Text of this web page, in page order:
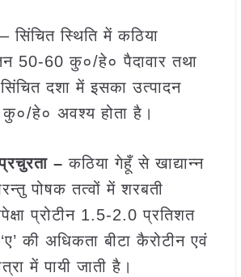
– सिंचित स्थिति में कठिया
50-60 कु०/हे० पैदावार तथा
दशा में इसका उत्पादन
हे० अवश्य होता है।
–कठिया गेहूँ से खाद्यान्न
पोषक तत्वों में शरबती
प्रोटीन 1.5-2.0 प्रतिशत
की अधिकता बीटा कैरोटीन एवं
में पायी जाती है।